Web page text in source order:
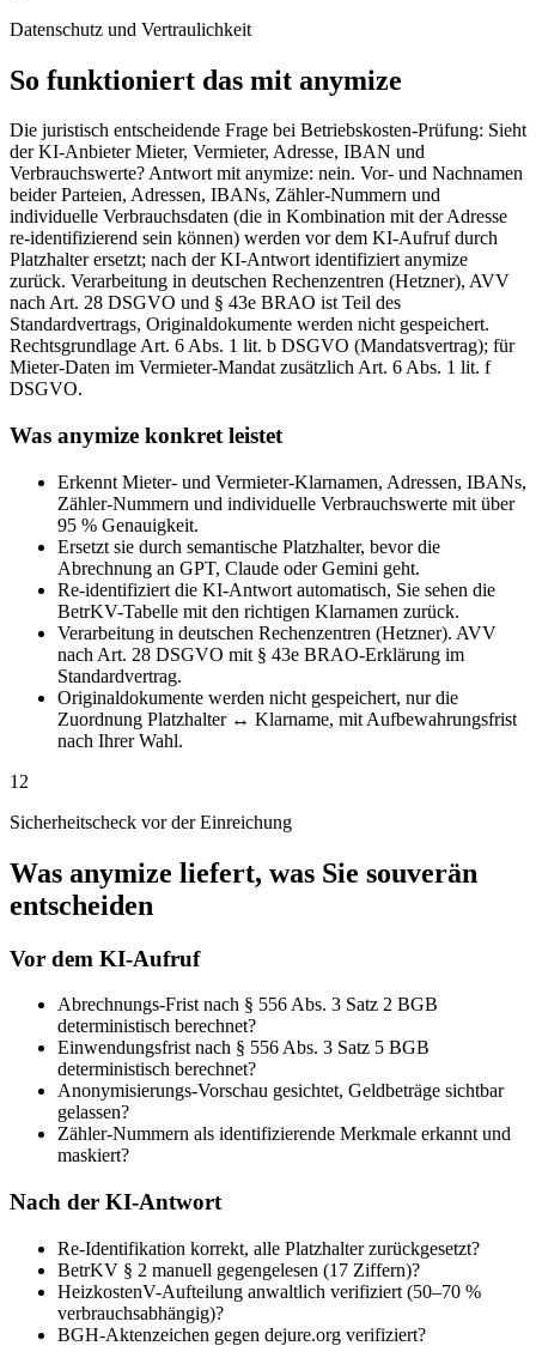
Datenschutz und Vertraulichkeit
So funktioniert das mit anymize
Die juristisch entscheidende Frage bei Betriebskosten-Prüfung: Sieht
der KI-Anbieter Mieter, Vermieter, Adresse, IBAN und
Verbrauchswerte? Antwort mit anymize: nein. Vor- und Nachnamen
beider Parteien, Adressen, IBANs, Zähler-Nummern und
individuelle Verbrauchsdaten (die in Kombination mit der Adresse
re-identifizierend sein können) werden vor dem KI-Aufruf durch
Platzhalter ersetzt; nach der KI-Antwort identifiziert anymize
zurück. Verarbeitung in deutschen Rechenzentren (Hetzner), AVV
nach Art. 28 DSGVO und § 43e BRAO ist Teil des
Standardvertrags, Originaldokumente werden nicht gespeichert.
Rechtsgrundlage Art. 6 Abs. 1 lit. b DSGVO (Mandatsvertrag); für
Mieter-Daten im Vermieter-Mandat zusätzlich Art. 6 Abs. 1 lit. f
DSGVO.
Was anymize konkret leistet
Erkennt Mieter- und Vermieter-Klarnamen, Adressen, IBANs,
Zähler-Nummern und individuelle Verbrauchswerte mit über
95 % Genauigkeit.
Ersetzt sie durch semantische Platzhalter, bevor die
Abrechnung an GPT, Claude oder Gemini geht.
Re-identifiziert die KI-Antwort automatisch, Sie sehen die
BetrKV-Tabelle mit den richtigen Klarnamen zurück.
Verarbeitung in deutschen Rechenzentren (Hetzner). AVV
nach Art. 28 DSGVO mit § 43e BRAO-Erklärung im
Standardvertrag.
Originaldokumente werden nicht gespeichert, nur die
Zuordnung Platzhalter ↔ Klarname, mit Aufbewahrungsfrist
nach Ihrer Wahl.
12
Sicherheitscheck vor der Einreichung
Was anymize liefert, was Sie souverän
entscheiden
Vor dem KI-Aufruf
Abrechnungs-Frist nach § 556 Abs. 3 Satz 2 BGB
deterministisch berechnet?
Einwendungsfrist nach § 556 Abs. 3 Satz 5 BGB
deterministisch berechnet?
Anonymisierungs-Vorschau gesichtet, Geldbeträge sichtbar
gelassen?
Zähler-Nummern als identifizierende Merkmale erkannt und
maskiert?
Nach der KI-Antwort
Re-Identifikation korrekt, alle Platzhalter zurückgesetzt?
BetrKV § 2 manuell gegengelesen (17 Ziffern)?
HeizkostenV-Aufteilung anwaltlich verifiziert (50–70 %
verbrauchsabhängig)?
BGH-Aktenzeichen gegen dejure.org verifiziert?